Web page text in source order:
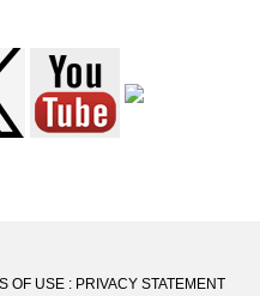
OF USE : PRIVACY STATEMENT